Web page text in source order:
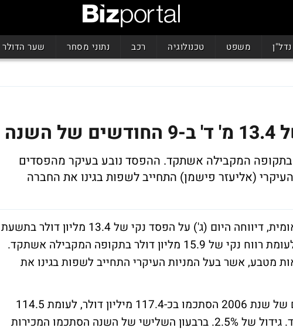
נדל"ן משפט טכנולוגיה רכב נתוני מסחר שער הדולר
של 15.9 מליון דולר בתקופה המקבילה אשתקד. ההפסד נובע בעיקר מהפסדים
(אליעזר פישמן) התחייב לשפות בגינו את החברה
חברת אליאנס יצרנית הצמיגים הבינלאומית, דיווחה היום (ג') על הפסד נקי של 13.4 מליון דולר בתשעת
החודשים הראשונים של שנת 2006, לעומת רווח נקי של 15.9 מליון דולר בתקופה המקבילה אשתקד.
מטבע, אשר בעל המניות העיקרי התחייב לשפות בגינו את
המכירות בתשעת החודשים הראשונים של שנת 2006 הסתכמו בכ-117.4 מיליון דולר, לעומת 114.5
מיליון דולר בתקופה המקבילה אשתקד. גידול של 2.5%. ברבעון השלישי של השנה הסתכמו המכירות